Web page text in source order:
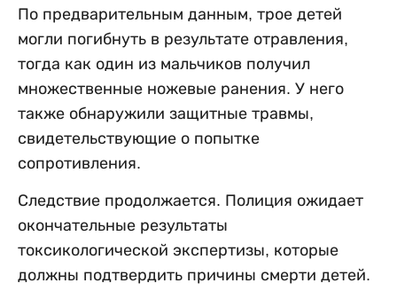
По предварительным данным, трое детей
могли погибнуть в результате отравления,
тогда как один из мальчиков получил
множественные ножевые ранения. У него
также обнаружили защитные травмы,
свидетельствующие о попытке
сопротивления.
Следствие продолжается. Полиция ожидает
окончательные результаты
токсикологической экспертизы, которые
должны подтвердить причины смерти детей.